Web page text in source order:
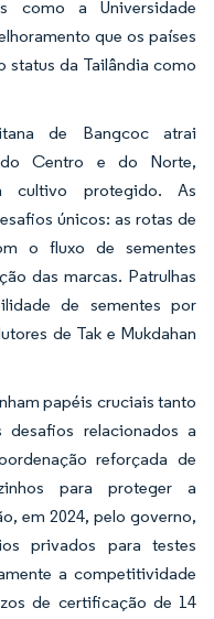
como a Universidade
que os países
status da Tailândia como
de Bangcoc atrai
Centro e do Norte,
cultivo protegido. As
únicos: as rotas de
o fluxo de sementes
das marcas. Patrulhas
de sementes por
de Tak e Mukdahan
papéis cruciais tanto
relacionados a
reforçada de
para proteger a
em 2024, pelo governo,
privados para testes
a competitividade
de certificação de 14